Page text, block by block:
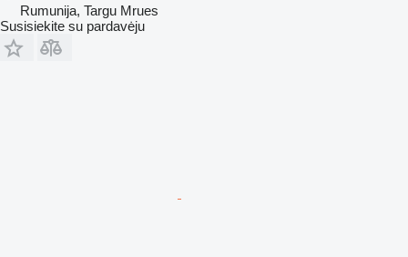
Rumunija, Targu Mrues
Susisiekite su pardavėju